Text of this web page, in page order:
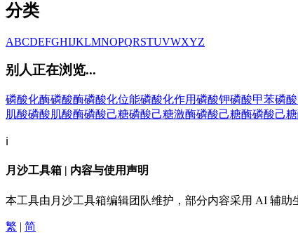
分类
ABCDEFGHIJKLMNOPQRSTUVWXYZ
别人正在浏览...
磷酸化酶磷酸酶磷酸化位能磷酸化作用磷酸钾磷酸甲苯磷
肌酸磷酸肌酸酶磷酸己糖磷酸己糖激酶磷酸己糖酶磷酸己
ℹ️
月沙工具箱 | 内容与使用声明
本工具由月沙工具箱编辑团队维护，部分内容采用 AI 辅助
繁 | 简